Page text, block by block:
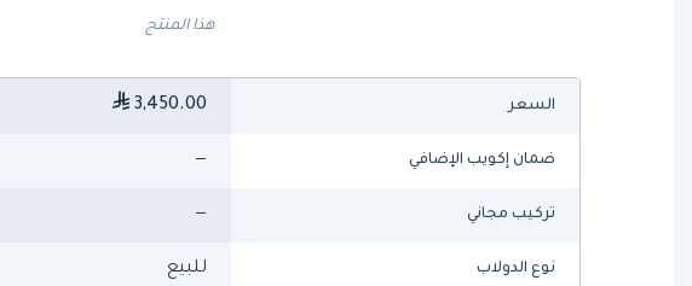
هذا المنتج
السعر 3,450.00
ضمان إكويب الإضافي —
تركيب مجاني —
نوع الدولاب للبيع